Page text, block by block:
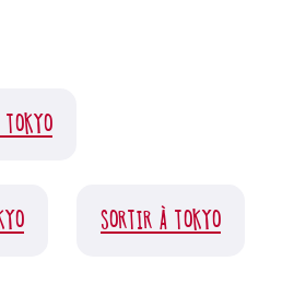
SORTIR À TOKYO